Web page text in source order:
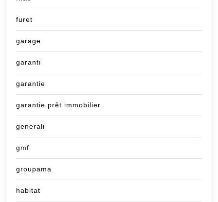
furet
garage
garanti
garantie
garantie prêt immobilier
generali
gmf
groupama
habitat